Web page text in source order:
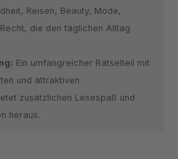
Reisen, Beauty, Mode,
die den täglichen Alltag
Ein umfangreicher Rätselteil mit
und attraktiven
zusätzlichen Lesespaß und
heraus.